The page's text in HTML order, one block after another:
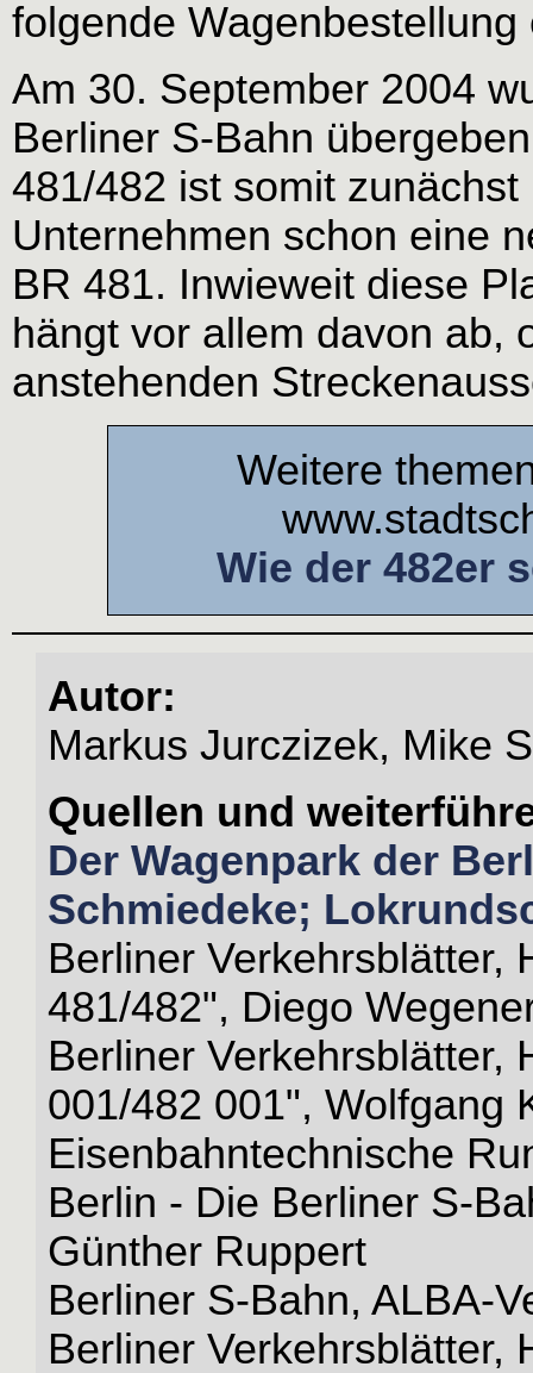
folgende
Am 30. September 2004
Berliner S-Bahn
481/482 ist somit
Unternehmen schon eine
BR 481. Inwieweit diese
hängt vor allem davon ab,
anstehenden
Weitere
Wie der 482er
Autor:
Markus Jurczizek, Mike
Quellen und
Der Wagenpark der
Schmiedeke;
Berliner Verkehrsblätter,
481/482", Diego
Berliner Verkehrsblätter,
001/482 001", Wolfgang
Eisenbahntechnische
Berlin - Die Berliner S-
Günther Ruppert
Berliner S-Bahn, ALBA-
Berliner Verkehrsblätter,